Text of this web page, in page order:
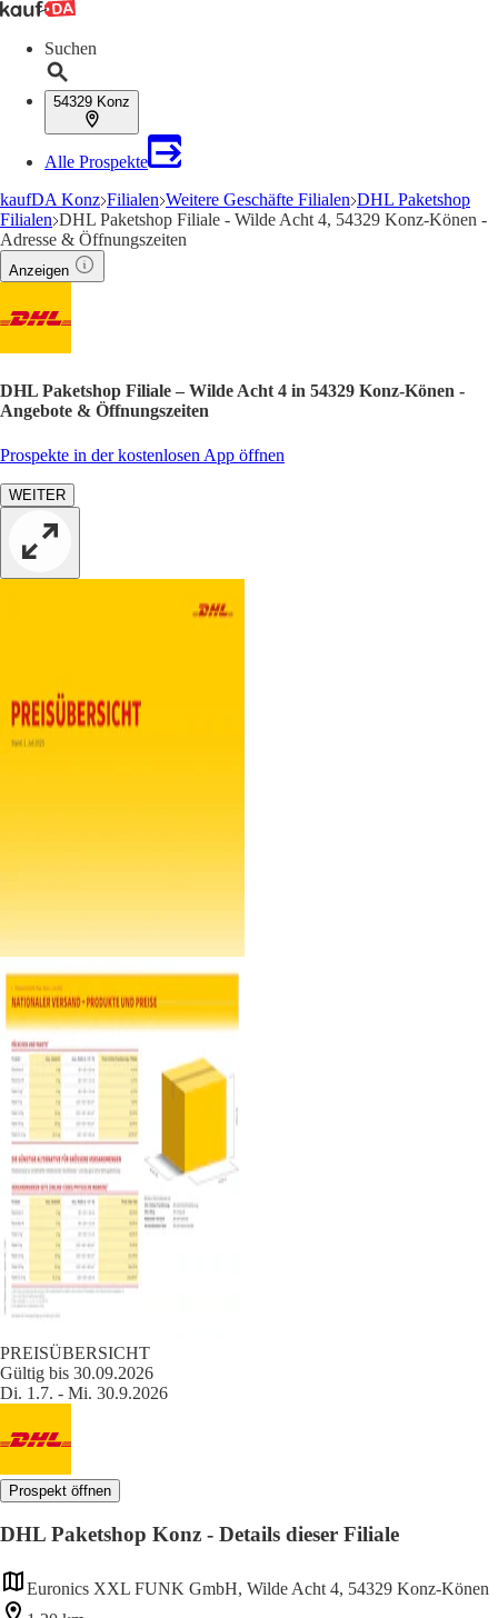
Suchen
54329 Konz
Alle Prospekte
kaufDA Konz Filialen Weitere Geschäfte Filialen DHL Paketshop
Filialen DHL Paketshop Filiale - Wilde Acht 4, 54329 Konz-Könen -
Adresse & Öffnungszeiten
Anzeigen
DHL Paketshop Filiale – Wilde Acht 4 in 54329 Konz-Könen -
Angebote & Öffnungszeiten
Prospekte in der kostenlosen App öffnen
WEITER
PREISÜBERSICHT
Gültig bis 30.09.2026
Di. 1.7. - Mi. 30.9.2026
Prospekt öffnen
DHL Paketshop Konz - Details dieser Filiale
Euronics XXL FUNK GmbH, Wilde Acht 4, 54329 Konz-Könen